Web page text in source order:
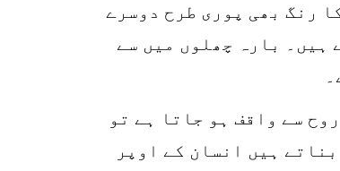
رنگ بھی پوری طرح دوسرے
ہیں۔ بارہ چھلوں میں سے
سے واقف ہو جاتا ہے تو
ہیں انسان کے اوپر